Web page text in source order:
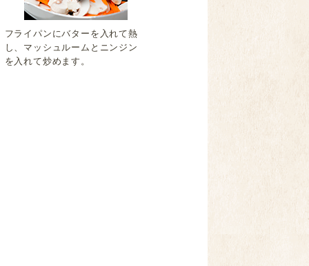
フライパンにバターを入れて熱
し、マッシュルームとニンジン
を入れて炒めます。